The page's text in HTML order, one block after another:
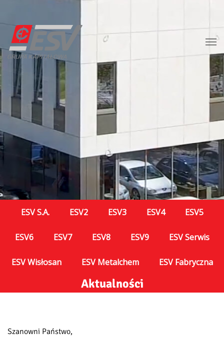
ESV S.A. ESV2 ESV3 ESV4 ESV5
ESV6 ESV7 ESV8 ESV9 ESV Serwis
ESV Wisłosan ESV Metalchem ESV Fabryczna
Aktualności
Szanowni Państwo,